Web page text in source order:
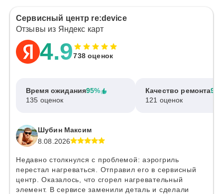
Сервисный центр re:device
Отзывы из Яндекс карт
4.9738 оценок
Время ожидания95%
135 оценок
Качество ремонта
121 оценок
Шубин Максим
8.08.2026
Недавно столкнулся с проблемой: аэрогриль
перестал нагреваться. Отправил его в сервисный
центр. Оказалось, что сгорел нагревательный
элемент. В сервисе заменили деталь и сделали